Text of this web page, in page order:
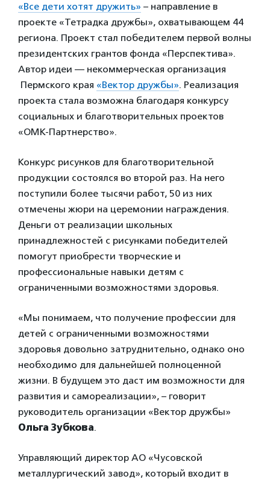
«Все дети хотят дружить» – направление в
проекте «Тетрадка дружбы», охватывающем 44
региона. Проект стал победителем первой волны
президентских грантов фонда «Перспектива».
Автор идеи — некоммерческая организация
Пермского края «Вектор дружбы». Реализация
проекта стала возможна благодаря конкурсу
социальных и благотворительных проектов
«ОМК-Партнерство».
Конкурс рисунков для благотворительной
продукции состоялся во второй раз. На него
поступили более тысячи работ, 50 из них
отмечены жюри на церемонии награждения.
Деньги от реализации школьных
принадлежностей с рисунками победителей
помогут приобрести творческие и
профессиональные навыки детям с
ограниченными возможностями здоровья.
«Мы понимаем, что получение профессии для
детей с ограниченными возможностями
здоровья довольно затруднительно, однако оно
необходимо для дальнейшей полноценной
жизни. В будущем это даст им возможности для
развития и самореализации», – говорит
руководитель организации «Вектор дружбы»
Ольга Зубкова.
Управляющий директор АО «Чусовской
металлургический завод», который входит в